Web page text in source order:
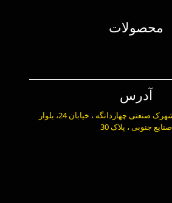
محصولات
آدرس
تهران، اسلامشهر،شهرک صنعتی چهاردانگه ، خیابان 24، بلوار
صنایع جنوبی ، پلاک 30